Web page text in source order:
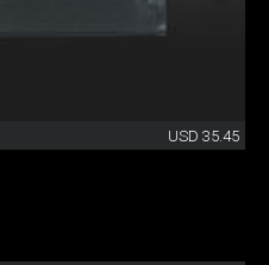
USD 35.45